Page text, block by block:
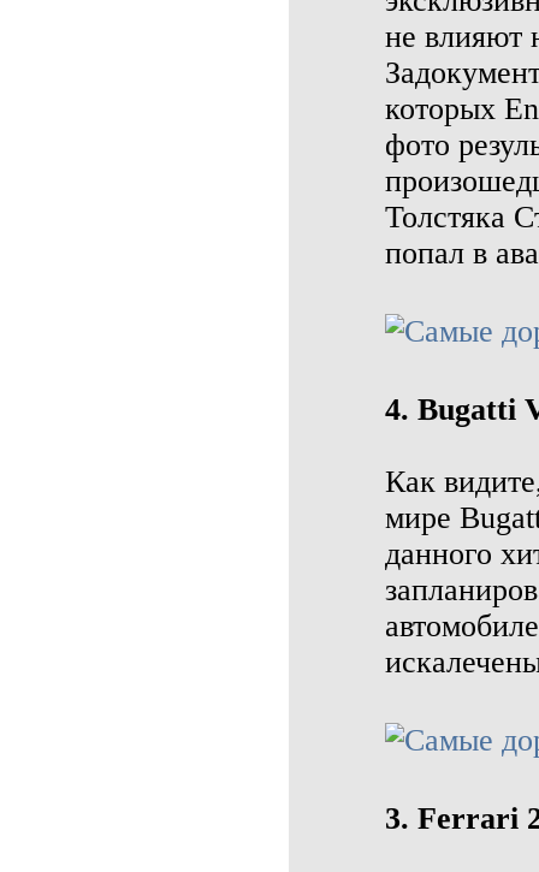
не влияют
которых
фото
Толстяка
попал в
4. Bugatti
Как
мире
данного
3. Ferrari